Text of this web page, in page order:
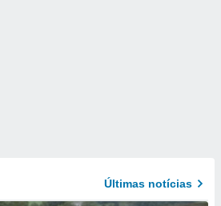
Últimas notícias